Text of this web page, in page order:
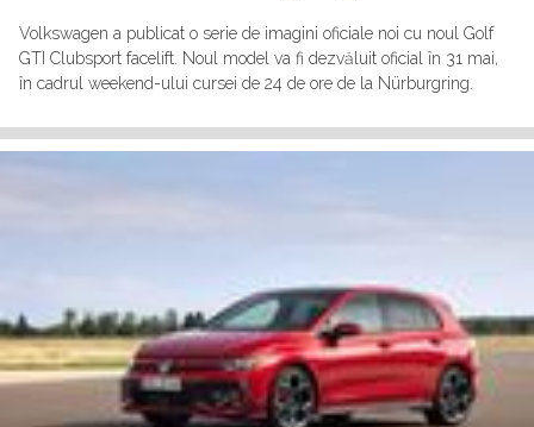
Volkswagen a publicat o serie de imagini oficiale noi cu noul Golf
GTI Clubsport facelift. Noul model va fi dezvăluit oficial în 31 mai,
în cadrul weekend-ului cursei de 24 de ore de la Nürburgring.